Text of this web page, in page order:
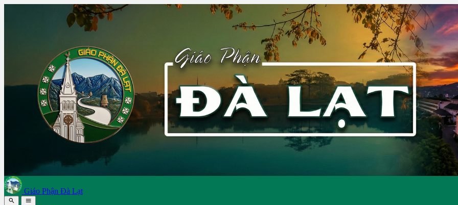
Giáo Phận Đà Lạt
 